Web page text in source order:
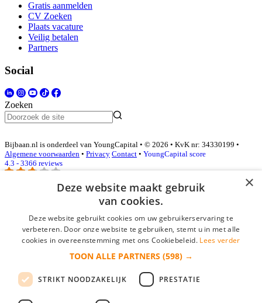
Gratis aanmelden
CV Zoeken
Plaats vacature
Veilig betalen
Partners
Social
Zoeken
Bijbaan.nl is onderdeel van YoungCapital • © 2026 • KvK nr: 34330199 •
Algemene voorwaarden • Privacy Contact • YoungCapital score
4.3 - 3366 reviews
E-mail*
login gegevens onthouden
×
Deze website maakt gebruik
van cookies.
Deze website gebruikt cookies om uw gebruikerservaring te
verbeteren. Door onze website te gebruiken, stemt u in met alle
cookies in overeenstemming met ons Cookiebeleid. Lees verder
TOON ALLE PARTNERS (598) →
STRIKT NOODZAKELIJK PRESTATIE